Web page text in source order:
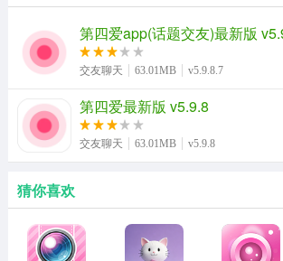
第四爱app(话题交友)最新版
交友聊天 63.01MB v5.9.8.7
第四爱最新版 v5.9.8
交友聊天 63.01MB v5.9.8
猜你喜欢